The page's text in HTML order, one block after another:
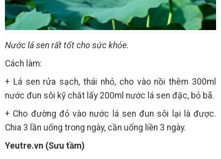
Nước lá sen rất tốt cho sức khỏe.
Cách làm:
+ Lá sen rửa sạch, thái nhỏ, cho vào nồi thêm 300ml
nước đun sôi kỹ chắt lấy 200ml nước lá sen đặc, bỏ bã.
+ Cho đường đỏ vào nước lá sen đun sôi lại là được.
Chia 3 lần uống trong ngày, cần uống liền 3 ngày.
Yeutre.vn (Sưu tầm)